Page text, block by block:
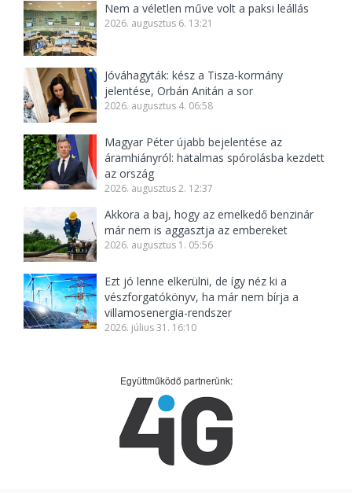
Nem a véletlen műve volt a paksi leállás
2026. augusztus 6. 13:21
Jóváhagyták: kész a Tisza-kormány
jelentése, Orbán Anitán a sor
2026. augusztus 4. 06:58
Magyar Péter újabb bejelentése az
áramhiányról: hatalmas spórolásba kezdett
az ország
2026. augusztus 2. 12:37
Akkora a baj, hogy az emelkedő benzinár
már nem is aggasztja az embereket
2026. augusztus 1. 05:56
Ezt jó lenne elkerülni, de így néz ki a
vészforgatókönyv, ha már nem bírja a
villamosenergia-rendszer
2026. július 31. 16:10
Együttműködő partnerünk: